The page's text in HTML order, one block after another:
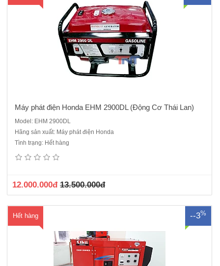
Máy phát điện Honda EHM 2900DL (Động Cơ Thái Lan)
Model: EHM 2900DL
Hãng sản xuất: Máy phát điện Honda
Tình trạng: Hết hàng
12.000.000đ 13.500.000đ
Hết hàng --3%
Máy phát điện Honda EKB 12000 ES (8.5KVA) Động cơ Honda GX
độ ồn Loại 4 thì, supap treo, 2 xilanh, làm mát bằng gió Dung tích